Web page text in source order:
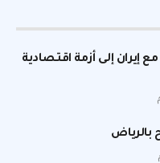
إيران إلى أزمة اقتصادية